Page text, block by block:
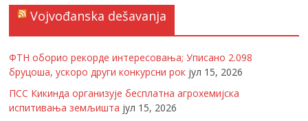
Vojvođanska dešavanja
ФТН оборио рекорде интересовања; Уписано 2.098
бруцоша, ускоро други конкурсни рок јул 15, 2026
ПСС Кикинда организује бесплатна агрохемијска
испитивања земљишта јул 15, 2026